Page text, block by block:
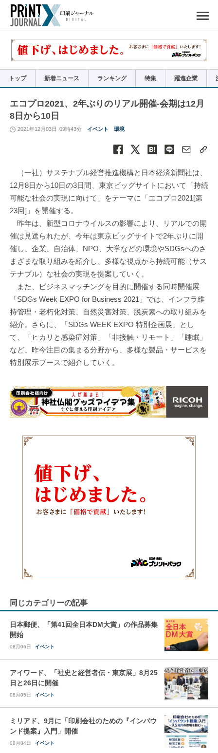
で
リ
トップ 新着ニュース ランキング 特集 躍進企業
エコプロ2021、2年ぶりのリアル開催-会期は12月
8日から10日
2021年12月03日 09時43分 イベント 環境
（一社）サステナブル経営推進機構と日本経済新聞社は、
12月8日から10日の3日間、東京ビッグサイトにおいて「持続
可能な社会の実現に向けて」をテーマに「エコプロ2021[第
23回]」を開催する。
昨年は、新型コロナウイルスの影響により、リアルでの開
催は見送られたが、今年は東京ビッグサイトで2年ぶりに開
催し、企業、自治体、NPO、大学などの環境やSDGsへのさ
まざまな取り組みを紹介し、多様な視点から持続可能（サス
テナブル）な社会の実現を提案していく。
また、ビジネスマッチングを目的に開催する同時開催展
「SDGs Week EXPO for Business 2021」では、インフラ維
持管理・老朽化対策、自然災害対策、脱炭素への取り組みを
紹介。さらに、「SDGs WEEK EXPO 特別企画展」とし
て、「ヒカリと感染症対策」「非接触・リモート」「睡眠」
など、昨今注目の集まる分野から、多様な製品・サービスを
特別展示ブースで紹介していく。
同じカテゴリーの記事
日本郵便、「第41回全日本DM大賞」の作品募集
開始
08月06日 イベント
アイワード、「社史と経営者伝・東京展」8月25
日と26日に開催
08月05日 イベント
ミリアド、9月に「印刷会社のための『インバウ
ンド提案』入門」開催
08月04日 イベント